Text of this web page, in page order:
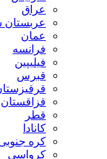
عراق
عمان
فرانسه
فیلیپین
قبرس
قزاقستان
قطر
کانادا
کره
کرواسی